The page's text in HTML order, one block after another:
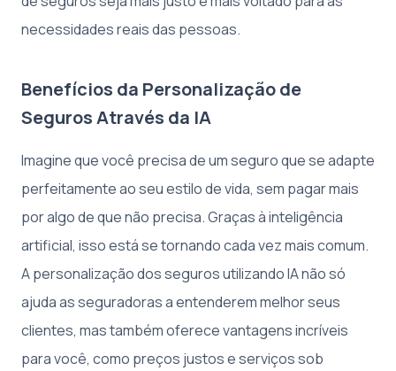
necessidades reais das pessoas.
Benefícios da Personalização de
Seguros Através da IA
Imagine que você precisa de um seguro que se adapte
perfeitamente ao seu estilo de vida, sem pagar mais
por algo de que não precisa. Graças à inteligência
artificial, isso está se tornando cada vez mais comum.
A personalização dos seguros utilizando IA não só
ajuda as seguradoras a entenderem melhor seus
clientes, mas também oferece vantagens incríveis
para você, como preços justos e serviços sob